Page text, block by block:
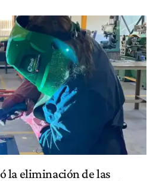
la eliminación de las